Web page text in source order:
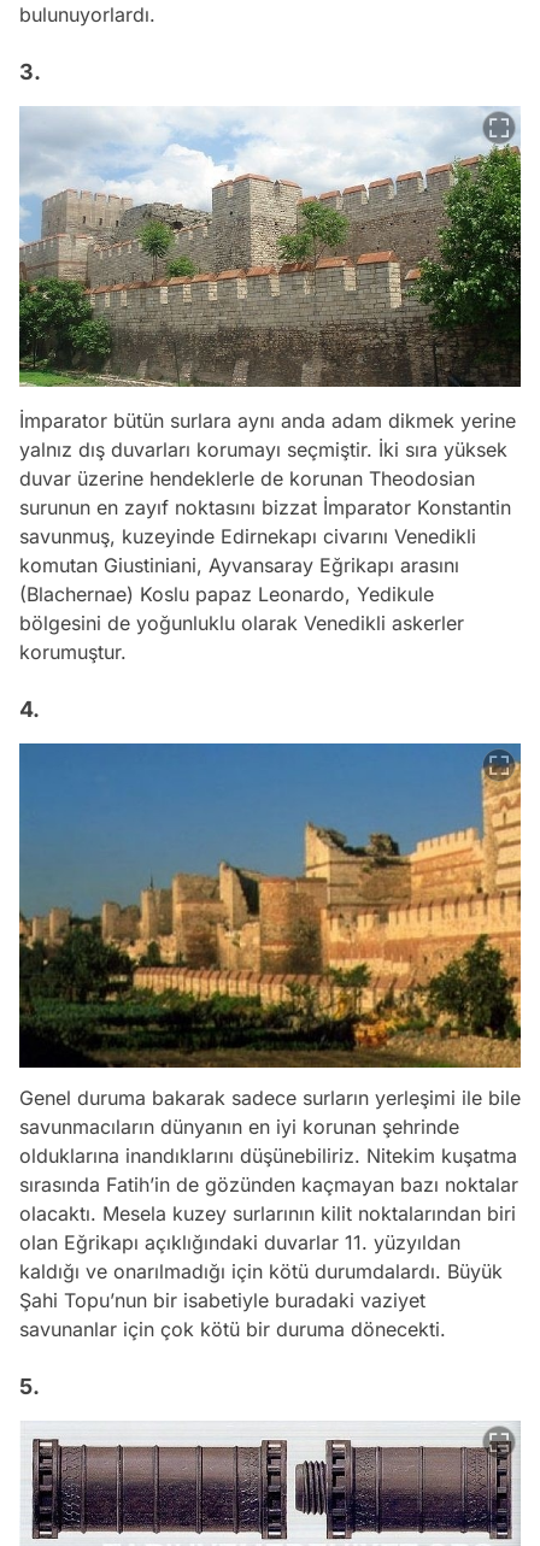
bulunuyorlardı.
3.
İmparator bütün surlara aynı anda adam dikmek yerine
yalnız dış duvarları korumayı seçmiştir. İki sıra yüksek
duvar üzerine hendeklerle de korunan Theodosian
surunun en zayıf noktasını bizzat İmparator Konstantin
savunmuş, kuzeyinde Edirnekapı civarını Venedikli
komutan Giustiniani, Ayvansaray Eğrikapı arasını
(Blachernae) Koslu papaz Leonardo, Yedikule
bölgesini de yoğunluklu olarak Venedikli askerler
korumuştur.
4.
Genel duruma bakarak sadece surların yerleşimi ile bile
savunmacıların dünyanın en iyi korunan şehrinde
olduklarına inandıklarını düşünebiliriz. Nitekim kuşatma
sırasında Fatih’in de gözünden kaçmayan bazı noktalar
olacaktı. Mesela kuzey surlarının kilit noktalarından biri
olan Eğrikapı açıklığındaki duvarlar 11. yüzyıldan
kaldığı ve onarılmadığı için kötü durumdalardı. Büyük
Şahi Topu’nun bir isabetiyle buradaki vaziyet
savunanlar için çok kötü bir duruma dönecekti.
5.